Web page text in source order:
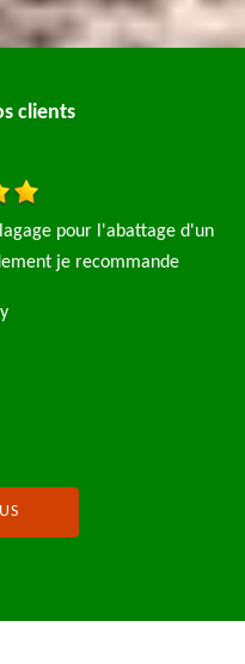
clients
de l'entreprise
de 3 saule pleureur avec
et des petits détails je